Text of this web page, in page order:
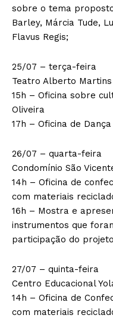
sobre o tema
Barley, Márcia Tude,
Flavus Regis;
25/07 – terça-feira
Teatro Alberto Martins
15h – Oficina sobre
Oliveira
17h – Oficina de
26/07 – quarta-feira
Condomínio São
14h – Oficina de
com materiais
16h – Mostra e
instrumentos que
participação do
27/07 – quinta-feira
Centro Educacional
14h – Oficina de
com materiais